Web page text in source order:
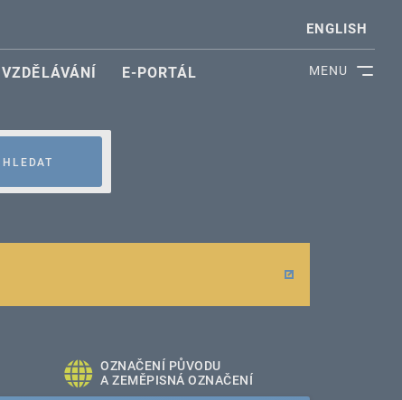
MENU
ENGLISH
VZDĚLÁVÁNÍ E-PORTÁL
HLEDAT
OZNAČENÍ PŮVODU
A ZEMĚPISNÁ OZNAČENÍ